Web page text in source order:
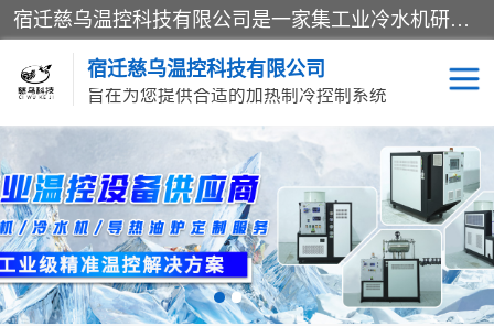
宿迁慈乌温控科技有限公司是一家集工业冷水机研发、制造、营销、服务于一体的技术生产型企业，经营范围包括：冷水机、螺杆式冷水机组、工业冷水机、水冷式冷水机、风冷式冷水机组、风冷螺杆式冷冻机组、冷冻机、注塑专用冷水机、混泥土专用冷水机、低温防爆冷水机组等。专业温控设备供应商 模温机/冷水机/导热油炉定制服务等
宿迁慈乌温控科技有限公司
旨在为您提供合适的加热制冷控制系统
冷水机 模温机
导热油加热器